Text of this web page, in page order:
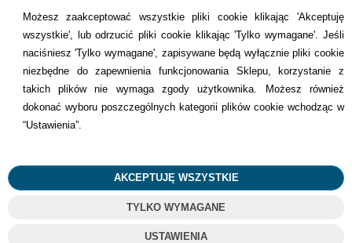
Możesz zaakceptować wszystkie pliki cookie klikając 'Akceptuję
wszystkie', lub odrzucić pliki cookie klikając 'Tylko wymagane'. Jeśli
naciśniesz 'Tylko wymagane', zapisywane będą wyłącznie pliki cookie
niezbędne do zapewnienia funkcjonowania Sklepu, korzystanie z
takich plików nie wymaga zgody użytkownika. Możesz również
dokonać wyboru poszczególnych kategorii plików cookie wchodząc w
“Ustawienia”.
AKCEPTUJĘ WSZYSTKIE
TYLKO WYMAGANE
USTAWIENIA
Formy płatności
Dostawcy
Kontakt
+48 22 113 4446
Wszelkie Prawa Zastrzeżone
Projekt i oprogramowanie sklepu: